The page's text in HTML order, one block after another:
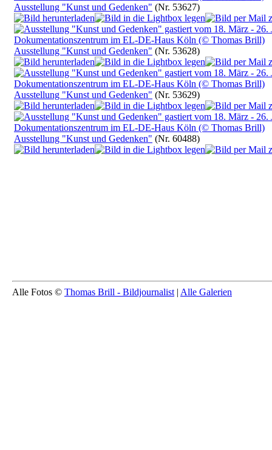
Ausstellung "Kunst und Gedenken" (Nr. 53627)
Ausstellung "Kunst und Gedenken" (Nr. 53628)
Ausstellung "Kunst und Gedenken" (Nr. 53629)
Ausstellung "Kunst und Gedenken" (Nr. 60488)
Alle Fotos © Thomas Brill - Bildjournalist | Alle Galerien